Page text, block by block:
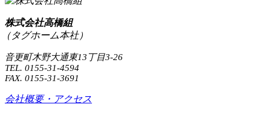
株式会社高橋組
（タグホーム本社）
音更町木野大通東13丁目3-26
TEL. 0155-31-4594
FAX. 0155-31-3691
会社概要・アクセス